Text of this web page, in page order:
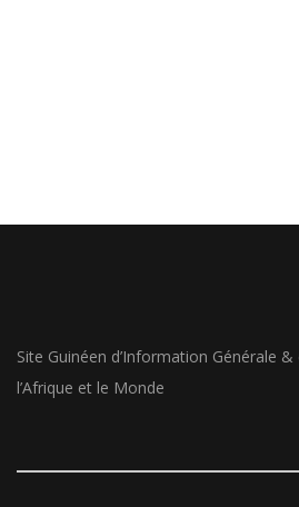
Site Guinéen d’Information Générale &
l’Afrique et le Monde